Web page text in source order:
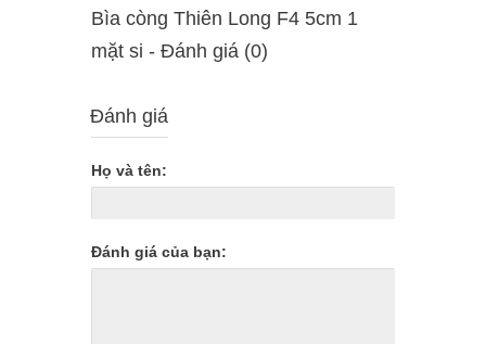
Bìa còng Thiên Long F4 5cm 1
mặt si - Ðánh giá (0)
Đánh giá
Họ và tên:
Đánh giá của bạn: